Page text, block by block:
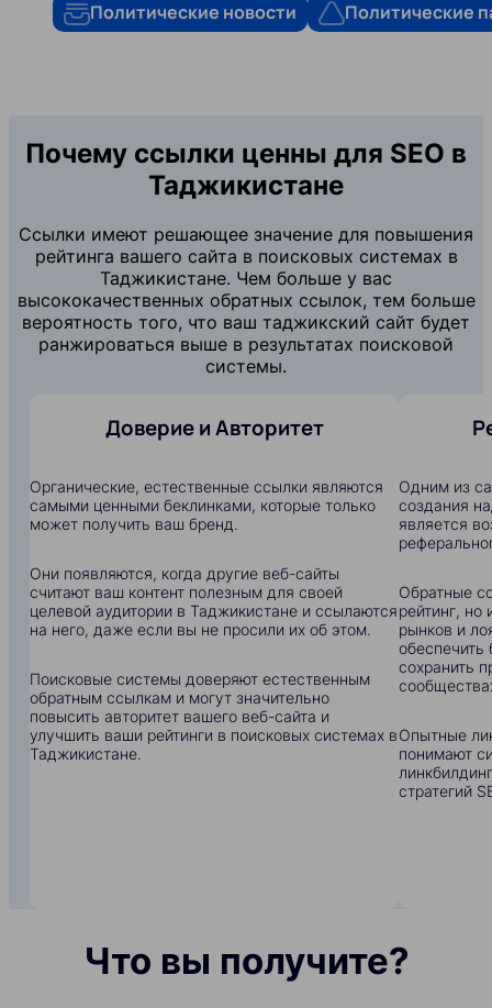
Политические новости Политические
Почему ссылки ценны для SEO в
Таджикистане
Ссылки имеют решающее значение для повышения
рейтинга вашего сайта в поисковых системах в
Таджикистане. Чем больше у вас
высококачественных обратных ссылок, тем больше
вероятность того, что ваш таджикский сайт будет
ранжироваться выше в результатах поисковой
системы.
Доверие и Авторитет
Органические, естественные ссылки являются
самыми ценными беклинками, которые только
может получить ваш бренд.
Они появляются, когда другие веб-сайты
считают ваш контент полезным для своей
целевой аудитории в Таджикистане и ссылаются
на него, даже если вы не просили их об этом.
Поисковые системы доверяют естественным
обратным ссылкам и могут значительно
повысить авторитет вашего веб-сайта и
улучшить ваши рейтинги в поисковых системах в
Таджикистане.
Одним из
создания
является
Обратные
рейтинг,
рынков и
сохранить
Опытные
понимают
стратегий
Что вы получите?